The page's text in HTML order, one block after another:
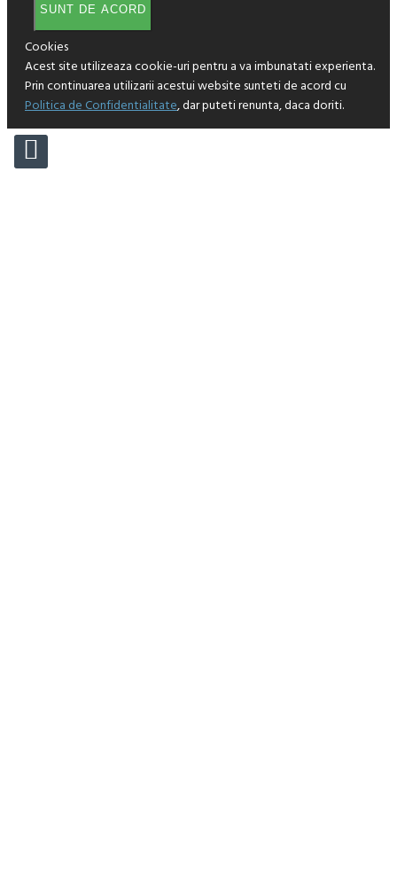
SUNT DE ACORD
Cookies
Acest site utilizeaza cookie-uri pentru a va imbunatati experienta.
Prin continuarea utilizarii acestui website sunteti de acord cu
Politica de Confidentialitate, dar puteti renunta, daca doriti.